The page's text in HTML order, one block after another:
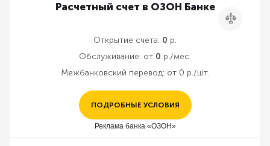
Расчетный счет в ОЗОН Банке
Сравнить
Открытие счета: 0 р.
Обслуживание: от 0 р./мес.
Межбанковский перевод: от 0 р./шт.
ПОДРОБНЫЕ УСЛОВИЯ
Реклама банка «ОЗОН»